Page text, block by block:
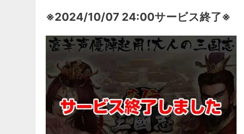
※2024/10/07 24:00サービス終了※